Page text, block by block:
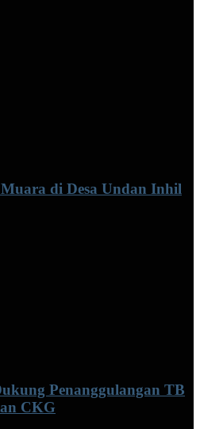
di Desa Undan Inhil
Penanggulangan TB
CKG